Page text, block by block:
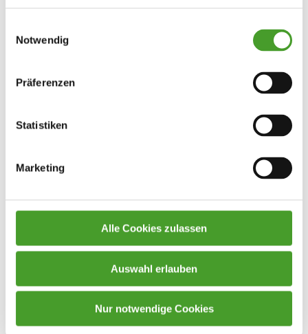
Notwendig
Präferenzen
Statistiken
Marketing
Alle Cookies zulassen
Auswahl erlauben
Nur notwendige Cookies